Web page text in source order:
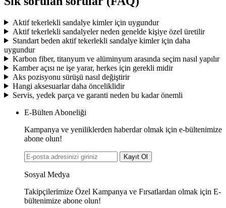
Aktif tekerlekli sandalye kimler için uygundur
Aktif tekerlekli sandalyeler neden genelde kişiye özel üretilir
Standart beden aktif tekerlekli sandalye kimler için daha
uygundur
Karbon fiber, titanyum ve alüminyum arasında seçim nasıl yapılır
Kamber açısı ne işe yarar, herkes için gerekli midir
Aks pozisyonu sürüşü nasıl değiştirir
Hangi aksesuarlar daha önceliklidir
Servis, yedek parça ve garanti neden bu kadar önemli
E-Bülten Aboneliği
Kampanya ve yeniliklerden haberdar olmak için e-bültenimize
abone olun!
Kayıt Ol
Sosyal Medya
Takipçilerimize Özel Kampanya ve Fırsatlardan olmak için E-
bültenimize abone olun!